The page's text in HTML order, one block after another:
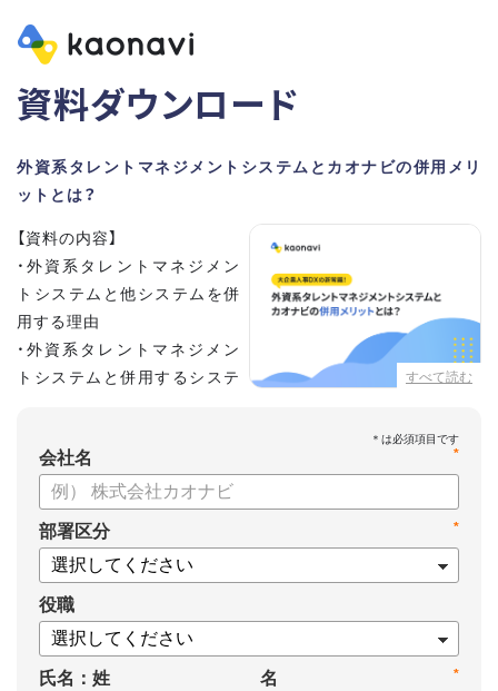
資料ダウンロード
外資系タレントマネジメントシステムとカオナビの併用メリ
ットとは？
すべて読む
【資料の内容】
・外資系タレントマネジメン
トシステムと他システムを併
用する理由
・外資系タレントマネジメン
トシステムと併用するシステ
・お客さまの声
*
会社名
*
部署区分
役職
氏名：姓 *
名